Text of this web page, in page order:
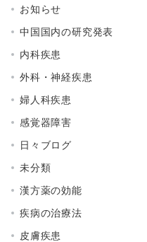
お知らせ
中国国内の研究発表
内科疾患
外科・神経疾患
婦人科疾患
感覚器障害
日々ブログ
未分類
漢方薬の効能
疾病の治療法
皮膚疾患